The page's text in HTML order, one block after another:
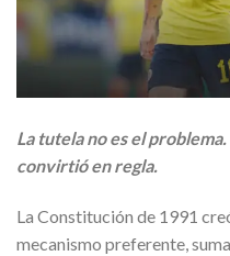
La tutela no es el
convirtió en regla.
La Constitución de 1991
mecanismo preferente,